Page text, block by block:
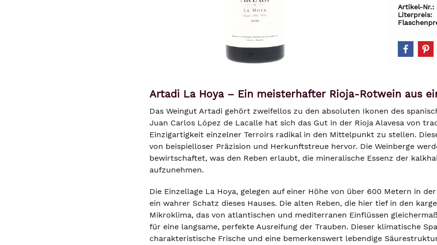
Artikel-Nr.:
Literpreis:
Artadi La Hoya – Ein meisterhafter Rioja-Rotwein aus
Das Weingut Artadi gehört zweifellos zu den absoluten Ikonen des
Juan Carlos López de Lacalle hat sich das Gut in der Rioja Alavesa von
Einzigartigkeit einzelner Terroirs radikal in den Mittelpunkt zu stellen.
von beispielloser Präzision und Herkunftstreue hervor. Die Weinberge
bewirtschaftet, was den Reben erlaubt, die mineralische Essenz der
aufzunehmen.
Die Einzellage La Hoya, gelegen auf einer Höhe von über 600 Metern in
ein wahrer Schatz dieses Hauses. Die alten Reben, die hier tief in den
Mikroklima, das von atlantischen und mediterranen Einflüssen
für eine langsame, perfekte Ausreifung der Trauben. Dieser klimatische
charakteristische Frische und eine bemerkenswert lebendige